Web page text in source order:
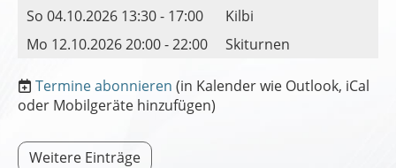
So 04.10.2026 13:30 - 17:00
Kilbi
Mo 12.10.2026 20:00 - 22:00
Skiturnen
Termine abonnieren (in Kalender wie Outlook, iCal
oder Mobilgeräte hinzufügen)
Weitere Einträge